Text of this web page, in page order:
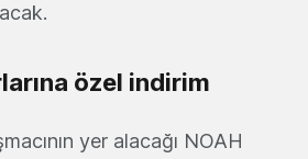
özel indirim
yer alacağı NOAH